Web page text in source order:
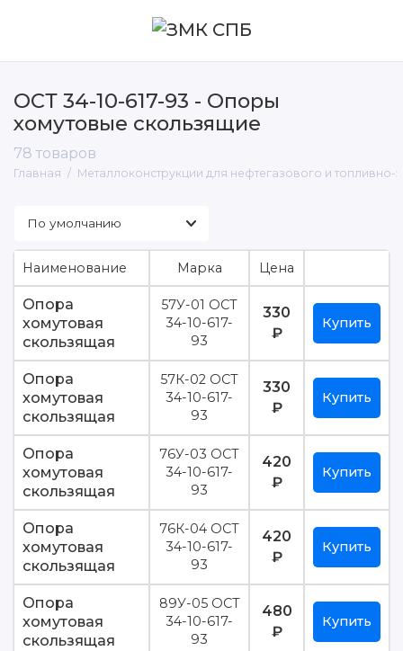
ОСТ 34-10-617-93 - Опоры
хомутовые скользящие
78 товаров
Главная Металлоконструкции для нефтегазового и топливно-
Металлические лестницы, площадки и
ограждения
Опоры для трубопроводов
Прожекторные мачты и молниеотводы
Эстакады трубопроводов
Наименование Марка Цена
Опора
хомутовая
скользящая
57У-01 ОСТ
34-10-617-
93
330
₽
Купить
Опора
хомутовая
скользящая
57К-02 ОСТ
34-10-617-
93
330
₽
Купить
Опора
хомутовая
скользящая
76У-03 ОСТ
34-10-617-
93
420
₽
Купить
Опора
хомутовая
скользящая
76К-04 ОСТ
34-10-617-
93
420
₽
Купить
Опора
хомутовая
скользящая
89У-05 ОСТ
34-10-617-
93
480
₽
Купить